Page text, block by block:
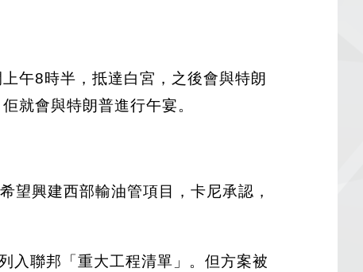
午8時半，抵達白宮，之後會與特朗
就會與特朗普進行午宴。
望興建西部輸油管項目，卡尼承認，
入聯邦「重大工程清單」。但方案被